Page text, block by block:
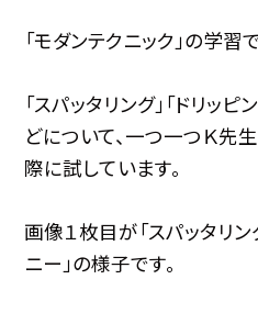
「モダンテクニック」の学習で
「スパッタリング」「ドリッ
どについて、一つ一つＫ先
際に試しています。
画像１枚目が「スパッタリン
ニー」の様子です。